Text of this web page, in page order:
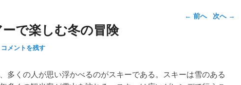
投稿ナビゲー
ション
← 前へ 次へ →
で楽しむ冬の冒険
コメントを残す
多くの人が思い浮かべるのがスキーである。
スキーは雪のある